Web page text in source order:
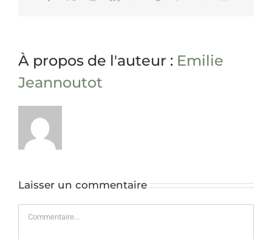
À propos de l'auteur : Emilie
Jeannoutot
Laisser un commentaire